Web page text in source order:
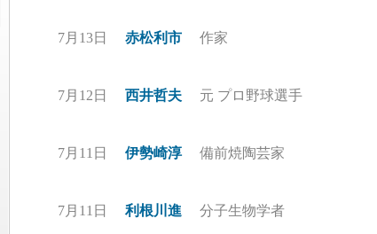
7月13日 赤松利市 作家
7月12日 西井哲夫 元 プロ野球選手
7月11日 伊勢崎淳 備前焼陶芸家
7月11日 利根川進 分子生物学者